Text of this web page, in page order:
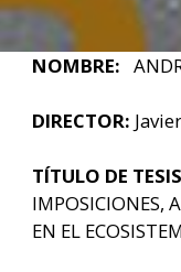
NOMBRE:
DIRECTOR:
TÍTULO DE
IMPOSICIONES,
EN EL